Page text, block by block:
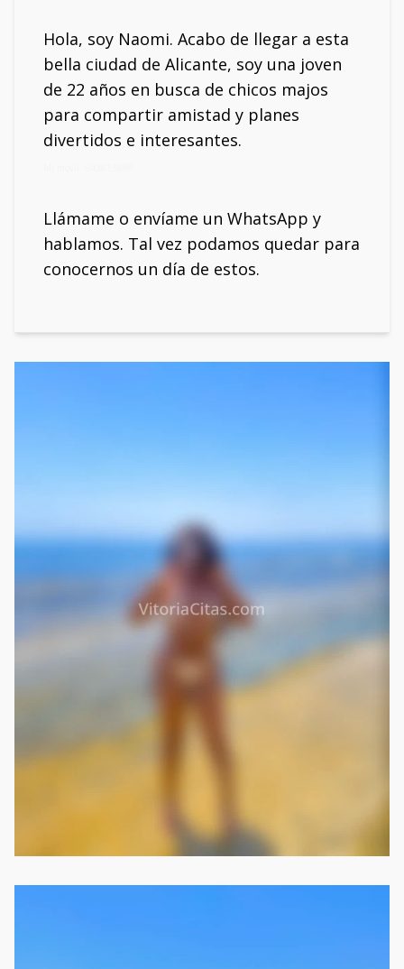
Hola, soy Naomi. Acabo de llegar a esta
bella ciudad de Alicante, soy una joven
de 22 años en busca de chicos majos
para compartir amistad y planes
divertidos e interesantes.
Llámame o envíame un WhatsApp y
hablamos. Tal vez podamos quedar para
conocernos un día de estos.